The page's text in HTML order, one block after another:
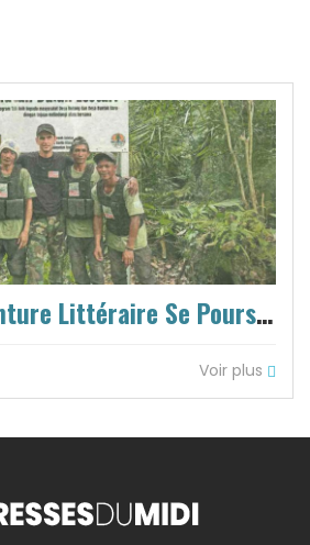
Chanee, L’aventure Littéraire Se Poursuit…
Voir plus